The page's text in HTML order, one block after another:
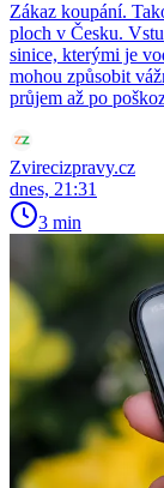
Zákaz koupání.
ploch v Česku.
sinice, kterými je
mohou způsobit
průjem až po
Zvirecizpravy.cz
dnes, 21:31
3 min